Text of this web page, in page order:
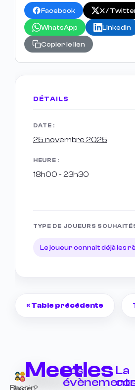
Facebook X /
WhatsApp LinkedIn
Copier le lien
DÉTAILS
DATE :
25 novembre 2025
HEURE :
18h00 - 23h30
TYPE DE JOUEURS
Le joueur connait déjà les
« Table précédente
Meetles
Les
La